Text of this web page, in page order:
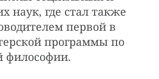
наук, где стал также
первой в
программы по
философии.